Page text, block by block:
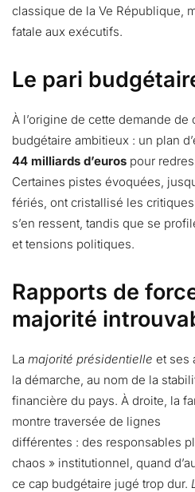
classique de la Ve République,
fatale aux exécutifs.
Le pari
À l’origine de cette demande de
budgétaire ambitieux : un plan
44 milliards d’euros pour
Certaines pistes évoquées,
fériés, ont cristallisé les
s’en ressent, tandis que se
et tensions politiques.
Rapports de
majorité
La majorité présidentielle et ses
la démarche, au nom de la
financière du pays. À droite, la
montre traversée de lignes
différentes : des responsables
chaos » institutionnel, quand
ce cap budgétaire jugé trop dur.